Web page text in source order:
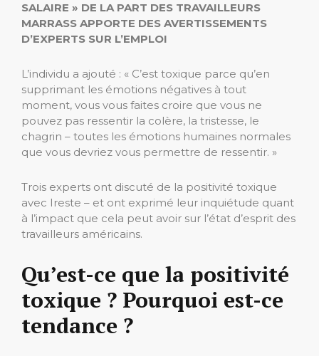
SALAIRE » DE LA PART DES TRAVAILLEURS
MARRASS APPORTE DES AVERTISSEMENTS
D’EXPERTS SUR L’EMPLOI
L’individu a ajouté : « C’est toxique parce qu’en
supprimant les émotions négatives à tout
moment, vous vous faites croire que vous ne
pouvez pas ressentir la colère, la tristesse, le
chagrin – toutes les émotions humaines normales
que vous devriez vous permettre de ressentir. »
Trois experts ont discuté de la positivité toxique
avec Ireste – et ont exprimé leur inquiétude quant
à l’impact que cela peut avoir sur l’état d’esprit des
travailleurs américains.
Qu’est-ce que la positivité
toxique ? Pourquoi est-ce
tendance ?